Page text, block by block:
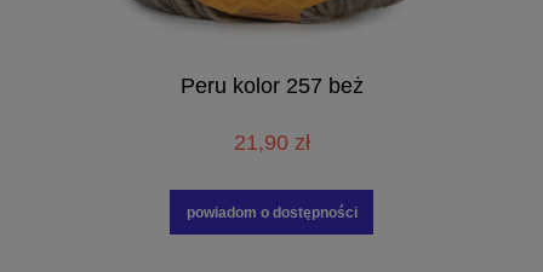
Peru kolor 257 beż
21,90 zł
powiadom o dostępności